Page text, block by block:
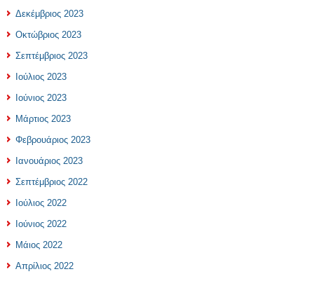
Δεκέμβριος 2023
Οκτώβριος 2023
Σεπτέμβριος 2023
Ιούλιος 2023
Ιούνιος 2023
Μάρτιος 2023
Φεβρουάριος 2023
Ιανουάριος 2023
Σεπτέμβριος 2022
Ιούλιος 2022
Ιούνιος 2022
Μάιος 2022
Απρίλιος 2022